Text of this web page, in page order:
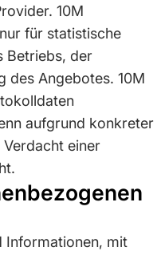
10M
für statistische
Betriebs, der
des Angebotes. 10M
aufgrund konkreter
einer
Informationen, mit